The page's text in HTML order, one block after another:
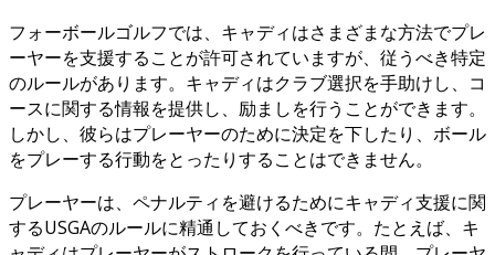
フォーボールゴルフでは、キャディはさまざまな方法でプレ
ーヤーを支援することが許可されていますが、従うべき特定
のルールがあります。キャディはクラブ選択を手助けし、コ
ースに関する情報を提供し、励ましを行うことができます。
しかし、彼らはプレーヤーのために決定を下したり、ボール
をプレーする行動をとったりすることはできません。
プレーヤーは、ペナルティを避けるためにキャディ支援に関
するUSGAのルールに精通しておくべきです。たとえば、キ